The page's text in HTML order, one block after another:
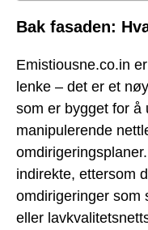
Bak fasaden:
Emistiousne.co.in
lenke – det er et
som er bygget for å
manipulerende
indirekte, ettersom
omdirigeringer som
eller